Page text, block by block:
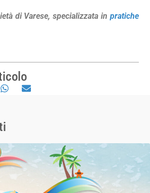
di Varese, specializzata in pratiche